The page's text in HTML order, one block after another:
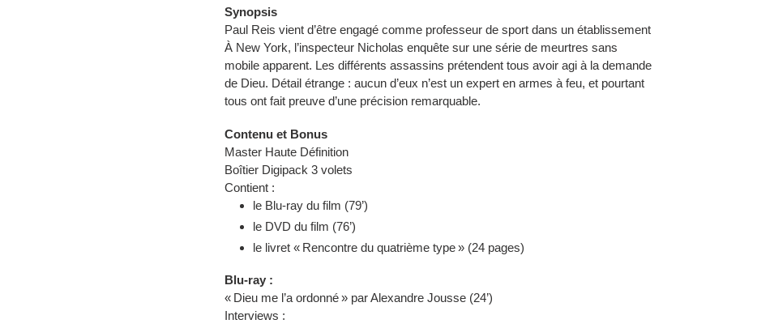
Synopsis
Paul Reis vient d’être engagé comme professeur de sport dans un établissement
À New York, l’inspecteur Nicholas enquête sur une série de meurtres sans
mobile apparent. Les différents assassins prétendent tous avoir agi à la demande
de Dieu. Détail étrange : aucun d’eux n’est un expert en armes à feu, et pourtant
tous ont fait preuve d’une précision remarquable.
Contenu et Bonus
Master Haute Définition
Boîtier Digipack 3 volets
Contient :
le Blu-ray du film (79’)
le DVD du film (76’)
le livret « Rencontre du quatrième type » (24 pages)
Blu-ray :
« Dieu me l’a ordonné » par Alexandre Jousse (24’)
Interviews :